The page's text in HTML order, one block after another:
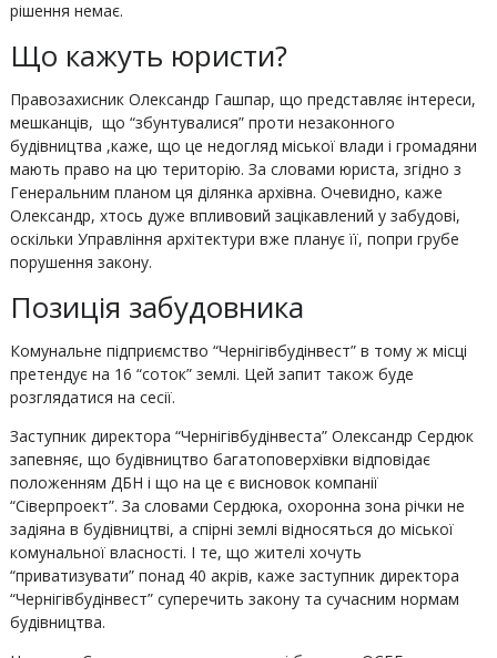
рішення немає.
Що кажуть юристи?
Правозахисник Олександр Гашпар, що представляє інтереси,
мешканців, що “збунтувалися” проти незаконного
будівництва ,каже, що це недогляд міської влади і громадяни
мають право на цю територію. За словами юриста, згідно з
Генеральним планом ця ділянка архівна. Очевидно, каже
Олександр, хтось дуже впливовий зацікавлений у забудові,
оскільки Управління архітектури вже планує її, попри грубе
порушення закону.
Позиція забудовника
Комунальне підприємство “Чернігівбудінвест” в тому ж місці
претендує на 16 “соток” землі. Цей запит також буде
розглядатися на сесії.
Заступник директора “Чернігівбудінвеста” Олександр Сердюк
запевняє, що будівництво багатоповерхівки відповідає
положенням ДБН і що на це є висновок компанії
“Сіверпроект”. За словами Сердюка, охоронна зона річки не
задіяна в будівництві, а спірні землі відносяться до міської
комунальної власності. І те, що жителі хочуть
“приватизувати” понад 40 акрів, каже заступник директора
“Чернігівбудінвест” суперечить закону та сучасним нормам
будівництва.